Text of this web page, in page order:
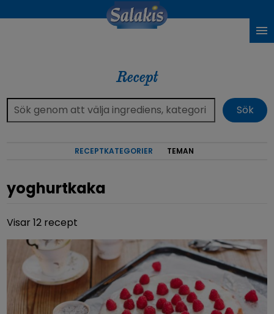
Recept
RECEPTKATEGORIER TEMAN
yoghurtkaka
Visar 12 recept